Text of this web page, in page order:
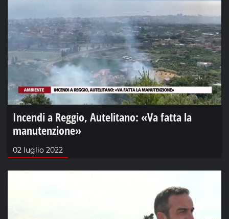
Incendi a Reggio, Autelitano: «Va fatta la
manutenzione»
02 luglio 2022